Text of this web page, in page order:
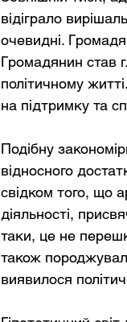
відіграло
очевидні.
Громадянин став
політичному
на підтримку та
Подібну
відносного
свідком того, що
діяльності,
таки, це не
також
виявилося